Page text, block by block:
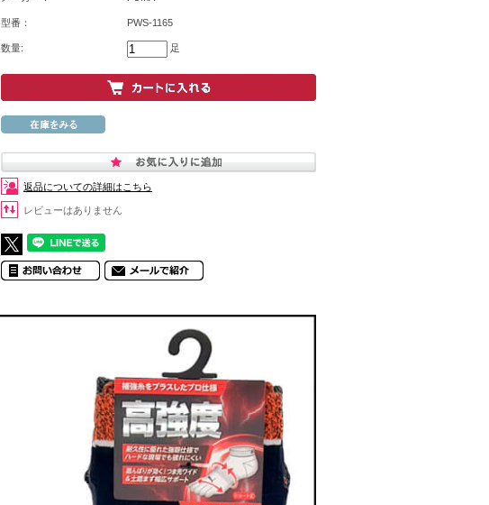
型番： PWS-1165
数量: 足
返品についての詳細はこちら
レビューはありません